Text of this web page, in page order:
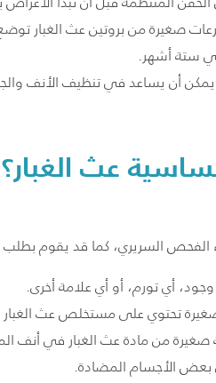
صغيرة من بروتين عث الغبار
ستة أشهر.
أن يساعد في تنظيف الأنف
عث الغبار؟
الفحص السريري، كما قد يقوم
أي تورم، أو أي علامة أخرى.
صغيرة تحتوي على مستخلص عث
صغيرة من مادة عث الغبار في